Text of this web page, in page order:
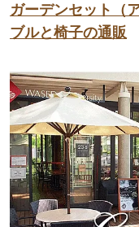
ガーデンセット（
ブルと椅子の通販